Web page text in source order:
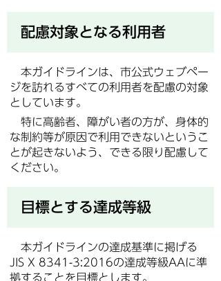
配慮対象となる利用者
本ガイドラインは、市公式ウェブペー
ジを訪れるすべての利用者を配慮の対象
としています。
特に高齢者、障がい者の方が、身体的
な制約等が原因で利用できないというこ
とが起きないよう、できる限り配慮して
ください。
目標とする達成等級
本ガイドラインの達成基準に掲げる
JIS X 8341-3:2016の達成等級AAに準
拠することを目標とします。